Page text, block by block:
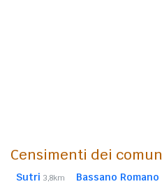
Censimenti dei
Sutri 3,8km Bassano Romano